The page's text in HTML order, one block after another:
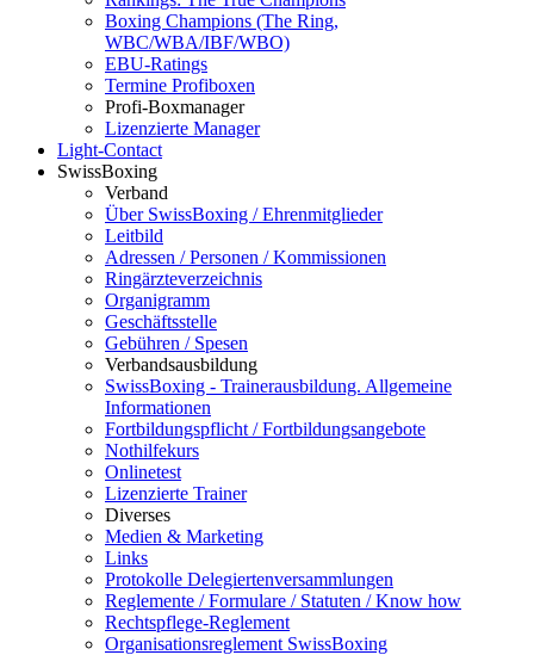
Boxing Champions (The Ring,
WBC/WBA/IBF/WBO)
EBU-Ratings
Termine Profiboxen
Profi-Boxmanager
Lizenzierte Manager
Light-Contact
SwissBoxing
Verband
Über SwissBoxing / Ehrenmitglieder
Leitbild
Adressen / Personen / Kommissionen
Ringärzteverzeichnis
Organigramm
Geschäftsstelle
Gebühren / Spesen
Verbandsausbildung
SwissBoxing - Trainerausbildung. Allgemeine
Informationen
Fortbildungspflicht / Fortbildungsangebote
Nothilfekurs
Onlinetest
Lizenzierte Trainer
Diverses
Medien & Marketing
Links
Protokolle Delegiertenversammlungen
Reglemente / Formulare / Statuten / Know how
Rechtspflege-Reglement
Organisationsreglement SwissBoxing